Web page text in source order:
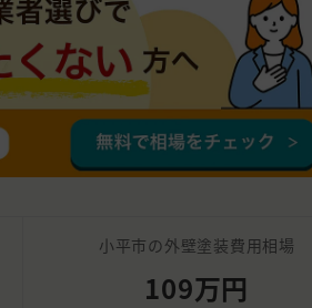
小平市の外壁塗装費用相場
109万円